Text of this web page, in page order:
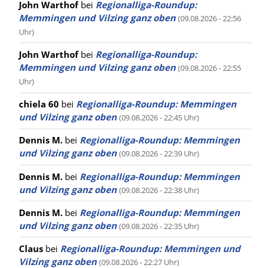
John Warthofbei Regionalliga-Roundup:
Memmingen und Vilzing ganz oben (09.08.2026 - 22:56
Uhr)
John Warthofbei Regionalliga-Roundup:
Memmingen und Vilzing ganz oben (09.08.2026 - 22:55
Uhr)
chiela 60 bei Regionalliga-Roundup: Memmingen
und Vilzing ganz oben (09.08.2026 - 22:45 Uhr)
Dennis M. bei Regionalliga-Roundup: Memmingen
und Vilzing ganz oben (09.08.2026 - 22:39 Uhr)
Dennis M. bei Regionalliga-Roundup: Memmingen
und Vilzing ganz oben (09.08.2026 - 22:38 Uhr)
Dennis M. bei Regionalliga-Roundup: Memmingen
und Vilzing ganz oben (09.08.2026 - 22:35 Uhr)
Claus bei Regionalliga-Roundup: Memmingen und
Vilzing ganz oben (09.08.2026 - 22:27 Uhr)